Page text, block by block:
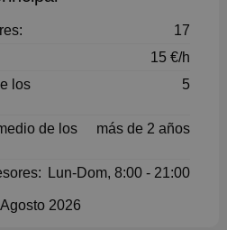
17
15 €/h
los
5
de los
más de 2 años
Lun-Dom, 8:00 - 21:00
2026